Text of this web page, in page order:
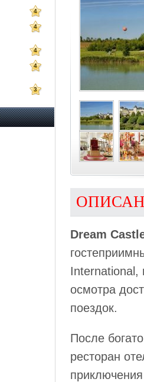
4
4
4
4
3
Dream
International,
осмотра
поездок.
После
ресторан